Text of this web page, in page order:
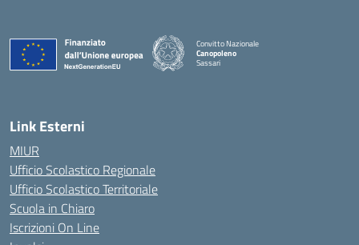
Convitto Nazionale
Canopoleno
Sassari
Link Esterni
MIUR
Ufficio Scolastico Regionale
Ufficio Scolastico Territoriale
Scuola in Chiaro
Iscrizioni On Line